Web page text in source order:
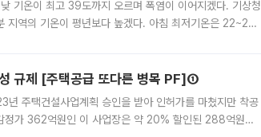
기온이 최고 39도까지 오르며 폭염이 이어지겠다. 기상청
지역의 기온이 평년보다 높겠다. 아침 최저기온은 22~27
규제 [주택공급 또다른 병목 PF]①
주택건설사업계획 승인을 받아 인허가를 마쳤지만 착공
정가 362억원인 이 사업장은 약 20% 할인된 288억원에